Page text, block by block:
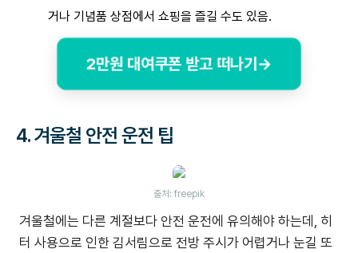
거나 기념품 상점에서 쇼핑을 즐길 수도 있음.
2만원 대여쿠폰 받고 떠나기→
4. 겨울철 안전 운전 팁
출처: freepik
겨울철에는 다른 계절보다 안전 운전에 유의해야 하는데, 히
터 사용으로 인한 김서림으로 전방 주시가 어렵거나 눈길 또